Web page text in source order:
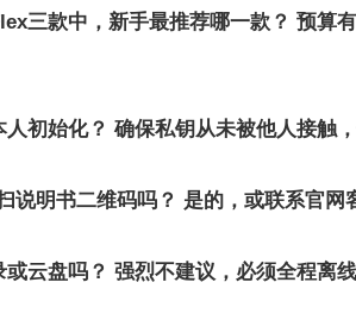
三款中，新手最推荐哪一款？ 预算
初始化？ 确保私钥从未被他人接触
说明书二维码吗？ 是的，或联系官网
云盘吗？ 强烈不建议，必须全程离